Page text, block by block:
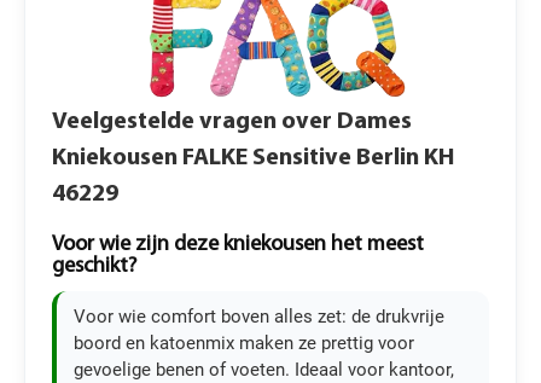
Veelgestelde vragen over Dames
Kniekousen FALKE Sensitive Berlin KH
46229
Voor wie zijn deze kniekousen het meest
geschikt?
Voor wie comfort boven alles zet: de drukvrije
boord en katoenmix maken ze prettig voor
gevoelige benen of voeten. Ideaal voor kantoor,